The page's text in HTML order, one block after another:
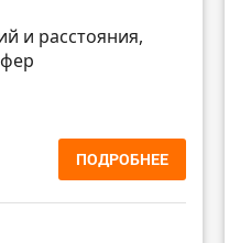
и расстояния,
ПОДРОБНЕЕ